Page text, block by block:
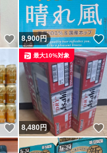
いいね！
8,900円
いいね！
8,480円
最大10%対象